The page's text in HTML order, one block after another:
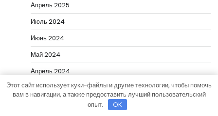
Апрель 2025
Июль 2024
Июнь 2024
Май 2024
Апрель 2024
Март 2024
Этот сайт использует куки-файлы и другие технологии, чтобы помочь
вам в навигации, а также предоставить лучший пользовательский
опыт.
OK